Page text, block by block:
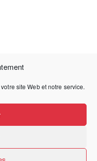
site Web et notre service.